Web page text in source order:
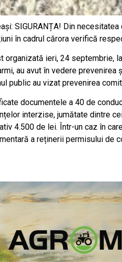
SIGURANȚA! Din
în cadrul cărora verifică
organizată ieri, 24 septembrie,
au avut în vedere
public au vizat prevenirea
documentele a 40 de
interzise, jumătate dintre
4.500 de lei. Într-un caz în
a reținerii permisului de